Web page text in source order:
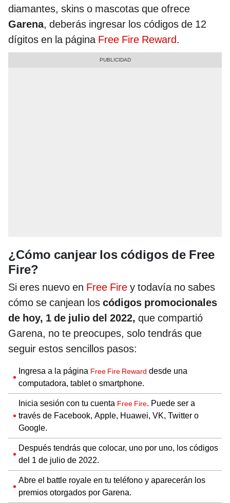
diamantes, skins o mascotas que ofrece
Garena, deberás ingresar los códigos de 12
dígitos en la página Free Fire Reward.
¿Cómo canjear los códigos de Free
Fire?
Si eres nuevo en Free Fire y todavía no sabes
cómo se canjean los códigos promocionales
de hoy, 1 de julio del 2022, que compartió
Garena, no te preocupes, solo tendrás que
seguir estos sencillos pasos:
Ingresa a la página Free Fire Reward desde una
computadora, tablet o smartphone.
Inicia sesión con tu cuenta Free Fire. Puede ser a
través de Facebook, Apple, Huawei, VK, Twitter o
Google.
Después tendrás que colocar, uno por uno, los códigos
del 1 de julio de 2022.
Abre el battle royale en tu teléfono y aparecerán los
premios otorgados por Garena.